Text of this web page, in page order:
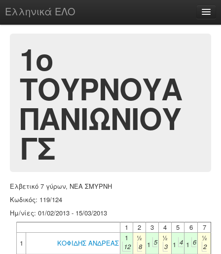
Ελληνικά ΕΛΟ
chesstu.be @ discord
Login
1ο
ΤΟΥΡΝΟΥΑ
ΠΑΝΙΩΝΙΟΥ
ΓΣ
Ελβετικό 7 γύρων, ΝΕΑ ΣΜΥΡΝΗ
Κωδικός: 119/124
Ημ/νίες: 01/02/2013 - 15/03/2013
1
2 3 4 5 6
7
1
ΚΟΦΙΔΗΣ ΑΝΔΡΕΑΣ
1
12
½
8
1 5 ½
3
1 4 1 6
½
2